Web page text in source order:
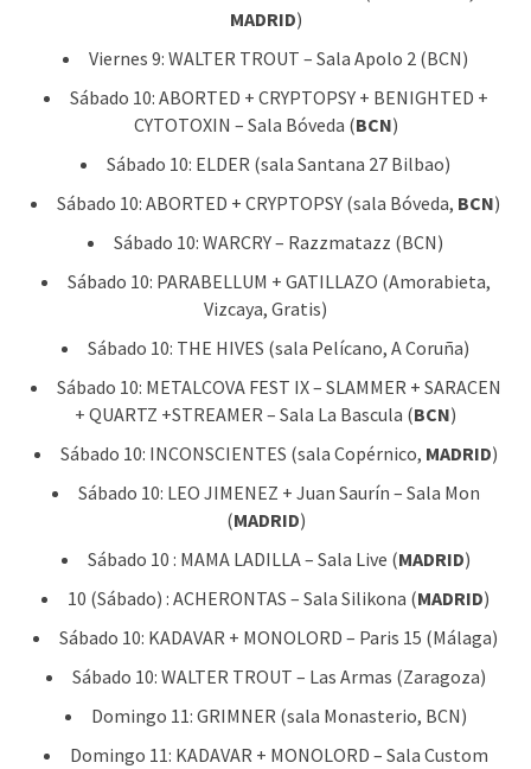
MADRID)
Viernes 9: WALTER TROUT – Sala Apolo 2 (BCN)
Sábado 10: ABORTED + CRYPTOPSY + BENIGHTED +
CYTOTOXIN – Sala Bóveda (BCN)
Sábado 10: ELDER (sala Santana 27 Bilbao)
Sábado 10: ABORTED + CRYPTOPSY (sala Bóveda, BCN)
Sábado 10: WARCRY – Razzmatazz (BCN)
Sábado 10: PARABELLUM + GATILLAZO (Amorabieta,
Vizcaya, Gratis)
Sábado 10: THE HIVES (sala Pelícano, A Coruña)
Sábado 10: METALCOVA FEST IX – SLAMMER + SARACEN
+ QUARTZ +STREAMER – Sala La Bascula (BCN)
Sábado 10: INCONSCIENTES (sala Copérnico, MADRID)
Sábado 10: LEO JIMENEZ + Juan Saurín – Sala Mon
(MADRID)
Sábado 10 : MAMA LADILLA – Sala Live (MADRID)
10 (Sábado) : ACHERONTAS – Sala Silikona (MADRID)
Sábado 10: KADAVAR + MONOLORD – Paris 15 (Málaga)
Sábado 10: WALTER TROUT – Las Armas (Zaragoza)
Domingo 11: GRIMNER (sala Monasterio, BCN)
Domingo 11: KADAVAR + MONOLORD – Sala Custom